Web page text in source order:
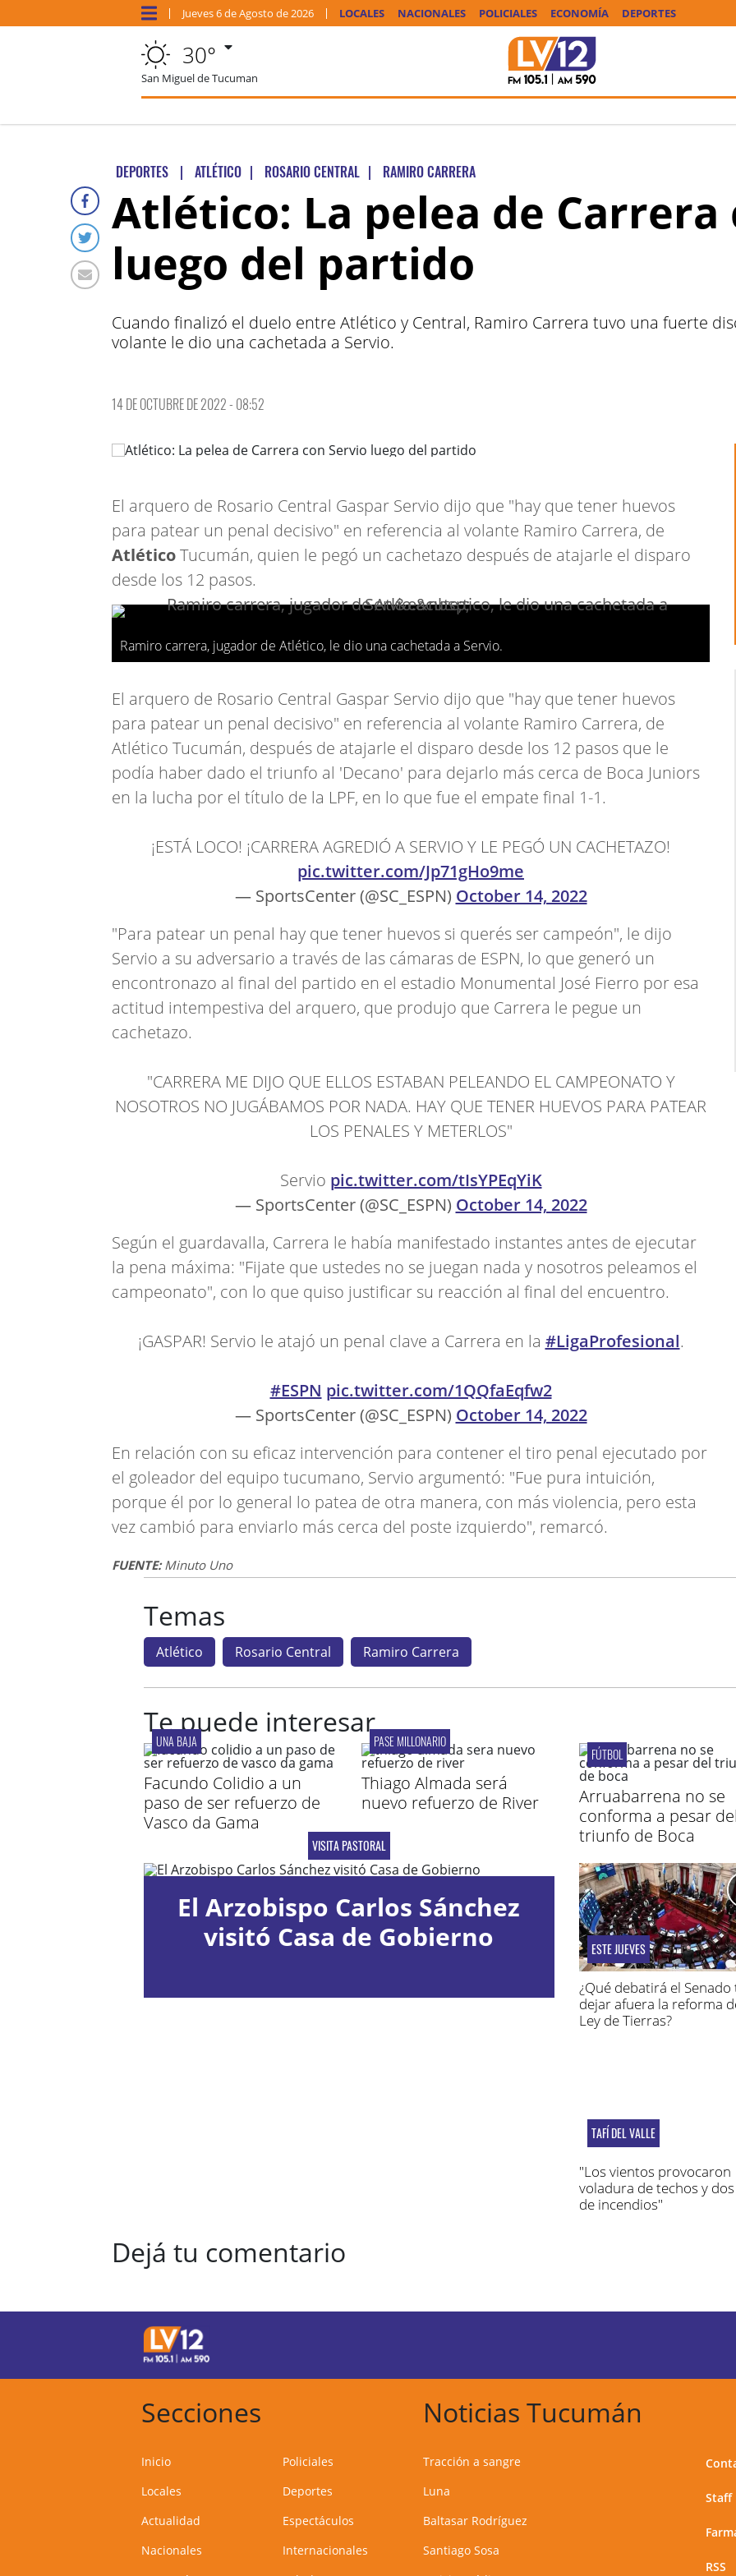
Jueves6 deAgosto de 2026 LOCALES NACIONALES POLICIALES ECONOMÍA DEPORTES
30°
San Miguel de Tucuman
DEPORTES | ATLÉTICO | ROSARIO CENTRAL | RAMIRO CARRERA
Atlético: La pelea de Carrera
luego del partido
Cuando finalizó el duelo entre Atlético y Central, Ramiro Carrera tuvo una fuerte
volante le dio una cachetada a Servio.
14 DE OCTUBRE DE 2022 - 08:52
El arquero de Rosario Central Gaspar Servio dijo que "hay que tener huevos
para patear un penal decisivo" en referencia al volante Ramiro Carrera, de
AtléticoTucumán, quien le pegó un cachetazo después de atajarle el disparo
desde los 12 pasos.
Ramiro carrera, jugador de Atlético, le dio una cachetada a Servio.
El arquero de Rosario Central Gaspar Servio dijo que "hay que tener huevos
para patear un penal decisivo" en referencia al volante Ramiro Carrera, de
Atlético Tucumán, después de atajarle el disparo desde los 12 pasos que le
podía haber dado el triunfo al 'Decano' para dejarlo más cerca de Boca Juniors
en la lucha por el título de la LPF, en lo que fue el empate final 1-1.
¡ESTÁ LOCO! ¡CARRERA AGREDIÓ A SERVIO Y LE PEGÓ UN CACHETAZO!
pic.twitter.com/Jp71gHo9me
— SportsCenter (@SC_ESPN) October 14, 2022
"Para patear un penal hay que tener huevos si querés ser campeón", le dijo
Servio a su adversario a través de las cámaras de ESPN, lo que generó un
encontronazo al final del partido en el estadio Monumental José Fierro por esa
actitud intempestiva del arquero, que produjo que Carrera le pegue un
cachetazo.
"CARRERA ME DIJO QUE ELLOS ESTABAN PELEANDO EL CAMPEONATO Y
NOSOTROS NO JUGÁBAMOS POR NADA. HAY QUE TENER HUEVOS PARA PATEAR
LOS PENALES Y METERLOS"
Servio pic.twitter.com/tIsYPEqYiK
— SportsCenter (@SC_ESPN) October 14, 2022
Según el guardavalla, Carrera le había manifestado instantes antes de ejecutar
la pena máxima: "Fijate que ustedes no se juegan nada y nosotros peleamos el
campeonato", con lo que quiso justificar su reacción al final del encuentro.
¡GASPAR! Servio le atajó un penal clave a Carrera en la #LigaProfesional.
#ESPN pic.twitter.com/1QQfaEqfw2
— SportsCenter (@SC_ESPN) October 14, 2022
En relación con su eficaz intervención para contener el tiro penal ejecutado por
el goleador del equipo tucumano, Servio argumentó: "Fue pura intuición,
porque él por lo general lo patea de otra manera, con más violencia, pero esta
vez cambió para enviarlo más cerca del poste izquierdo", remarcó.
FUENTE:Minuto Uno
Temas
Atlético Rosario Central Ramiro Carrera
Te puede interesar
UNA BAJA
Facundo Colidio a un
paso de ser refuerzo de
Vasco da Gama
PASE MILLONARIO
Thiago Almada será
nuevo refuerzo de River
FÚTBOL
Arruabarrena no se
conforma a pesar
triunfo de Boca
VISITA PASTORAL
El Arzobispo Carlos Sánchez
visitó Casa de Gobierno
ESTE JUEVES
¿Qué debatirá el Senado
dejar afuera la reforma
Ley de Tierras?
TAFÍ DEL VALLE
"Los vientos provocaron
voladura de techos y
de incendios"
Dejá tu comentario
Secciones
Inicio
Locales
Actualidad
Nacionales
Policiales
Deportes
Espectáculos
Internacionales
Noticias Tucumán
Tracción a sangre
Luna
Baltasar Rodríguez
Santiago Sosa
Staff
RSS